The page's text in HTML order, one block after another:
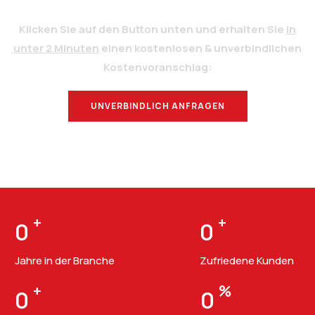
Klicken Sie auf den Button unten und erhalten Sie in
unter 2 Minuten einen kostenlosen & unverbindlichen
Kostenvoranschlag:
UNVERBINDLICH ANFRAGEN
0 +
Jahre in der Branche
0 +
Zufriedene Kunden
0 + 0 %